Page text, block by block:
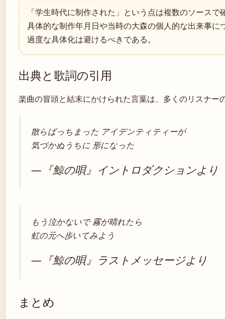
「学生時代に制作された」という点は複数のソースで
具体的な制作年月日や当時の大森の個人的な出来事に
過度な具体化は避けるべきである。
出典と歌詞の引用
楽曲の冒頭と結末にかけられた言葉は、多くのリスナー
散らばっちまった アイデンティティーが
気づかぬうちに 形になった
―『鯨の唄』イントロダクションより
もう泣かないで 霧が晴れたら
虹の元へ歩いてみよう
―『鯨の唄』ラストメッセージより
まとめ